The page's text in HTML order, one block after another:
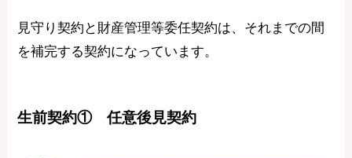
見守り契約と財産管理等委任契約は、それまでの間
を補完する契約になっています。
生前契約① 任意後見契約